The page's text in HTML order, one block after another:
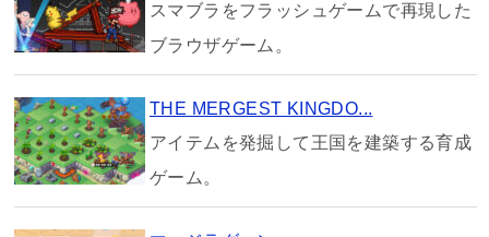
スマブラをフラッシュゲームで再現した
ブラウザゲーム。
THE MERGEST KINGDO...
アイテムを発掘して王国を建築する育成
ゲーム。